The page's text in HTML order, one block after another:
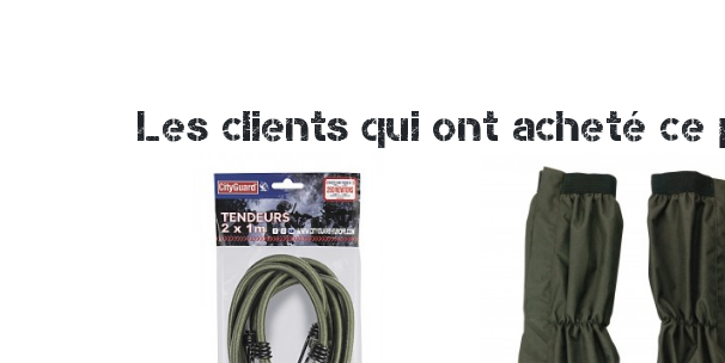
Les clients qui ont acheté